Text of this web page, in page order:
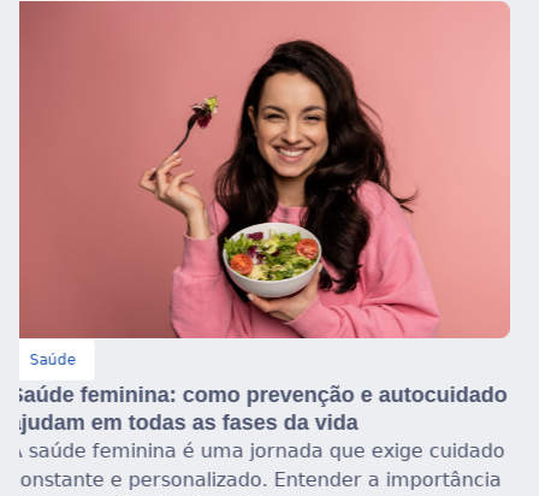
Quais são os nutrientes importantes para a
saúde da mulher na menopausa?
A saúde da mulher na menopausa exige
especial à nutrição, aos hábitos de vida e ao